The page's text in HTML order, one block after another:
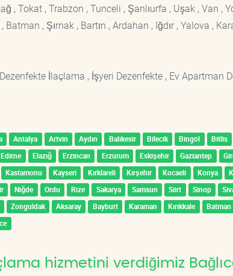
, Tokat , Trabzon , Tunceli , Şanlıurfa , Uşak , Van ,
, Şırnak , Bartın , Ardahan , Iğdır , Yalova ,
İlaçlama , İşyeri Dezenfekte , Ev Apartman
Antalya Artvin Aydın Balıkesir Bilecik Bingöl Bitlis
Edirne Elazığ Erzincan Erzurum Eskişehir Gaziantep
Kastamonu Kayseri Kırklareli Kırşehir Kocaeli Konya
Niğde Ordu Rize Sakarya Samsun Siirt Sinop
Zonguldak Aksaray Bayburt Karaman Kırıkkale Batman
hizmetini verdiğimiz